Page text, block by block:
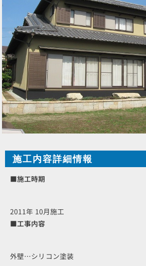
施工内容詳細情報
■施工時期
2011年 10月施工
■工事内容
外壁…シリコン塗装